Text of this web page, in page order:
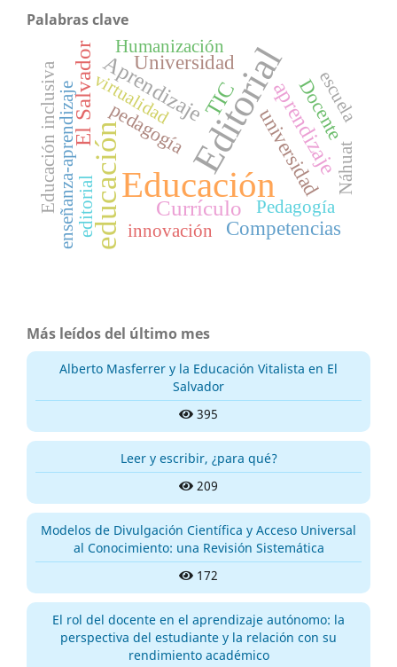
Palabras clave
Editorial
Educación
educación
TIC
Aprendizaje
El Salvador
Currículo
aprendizaje
universidad
Universidad
Competencias
pedagogía Docente
enseñanza-aprendizaje escuela
Pedagogía
Educación inclusiva editorial innovación
Humanización
Náhuat
virtualidad
Más leídos del último mes
Alberto Masferrer y la Educación Vitalista en El
Salvador
395
Leer y escribir, ¿para qué?
209
Modelos de Divulgación Científica y Acceso Universal
al Conocimiento: una Revisión Sistemática
172
El rol del docente en el aprendizaje autónomo: la
perspectiva del estudiante y la relación con su
rendimiento académico